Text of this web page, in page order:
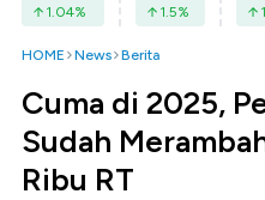
1.04% 1.5%
HOME News Berita
Cuma di 2025,
Sudah
Ribu RT